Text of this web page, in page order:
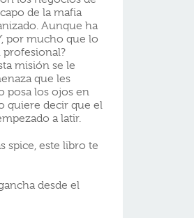
de la mafia
Aunque ha
por mucho que lo
profesional?
misión se le
que les
posa los ojos en
quiere decir que el
a latir.
spice, este libro te
desde el